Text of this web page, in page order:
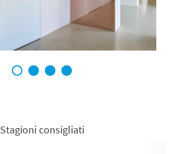
1 2 3 4
Stagioni consigliati